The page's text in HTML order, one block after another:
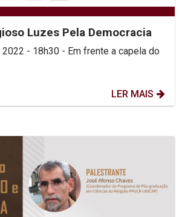
Luzes Pela Democracia
- 18h30 - Em frente a capela do
LER MAIS